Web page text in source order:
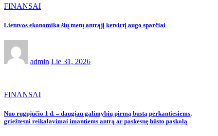
FINANSAI
Lietuvos ekonomika šių metų antrąjį ketvirtį augo sparčiai
admin Lie 31, 2026
FINANSAI
Nuo rugpjūčio 1 d. – daugiau galimybių pirmą būstą perkantiesiems,
griežtesni reikalavimai imantiems antrą ar paskesnę būsto paskolą